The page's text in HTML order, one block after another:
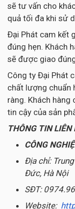
sẽ tư vấn cho
quả tối đa khi sử
Đại Phát cam kết
đúng hẹn. Khách
sẽ được giao
Công ty Đại Phát
chất lượng chuẩn
ràng. Khách
tin cậy của sản
THÔNG TIN LIÊN
CÔNG
Địa chỉ:
Đức, Hà Nội
SĐT:
Website: